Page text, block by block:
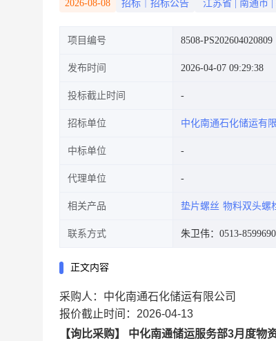
2026-08-08 招标｜招标公告 江苏省 南通市
项目编号 8508-PS202604020809
发布时间 2026-04-07 09:29:38
投标截止时间
招标单位 中化南通石化储运有
中标单位
代理单位
相关产品 垫片螺丝 物料双头螺
联系方式 朱卫伟：0513-
正文内容
采购人：中化南通石化储运有限公司
报价截止时间：2026-04-13
【询比采购】 中化南通储运服务部3月度